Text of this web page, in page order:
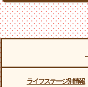
ライフステージ別情報